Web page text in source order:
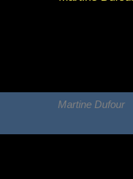
Martine Dufour